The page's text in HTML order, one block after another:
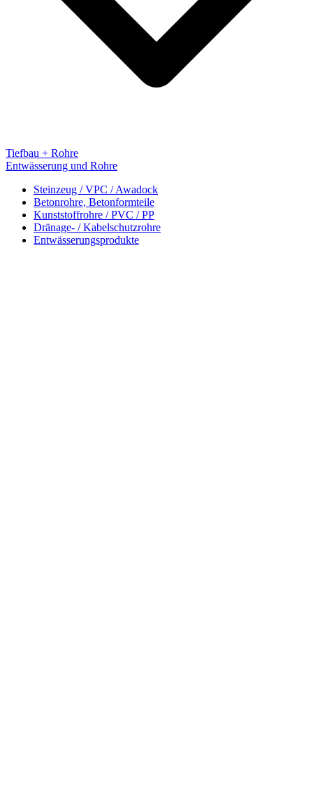
Tiefbau + Rohre
Entwässerung und Rohre
Steinzeug / VPC / Awadock
Betonrohre, Betonformteile
Kunststoffrohre / PVC / PP
Dränage- / Kabelschutzrohre
Entwässerungsprodukte